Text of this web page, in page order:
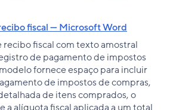
fiscal — Microsoft Word
recibo fiscal com texto amostral
de pagamento de impostos
fornece espaço para incluir
de impostos de compras,
de itens comprados, o